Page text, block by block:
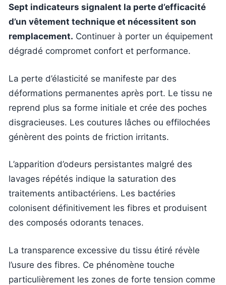
Sept indicateurs signalent la perte d’efficacité
d’un vêtement technique et nécessitent son
remplacement. Continuer à porter un équipement
dégradé compromet confort et performance.
La perte d’élasticité se manifeste par des
déformations permanentes après port. Le tissu ne
reprend plus sa forme initiale et crée des poches
disgracieuses. Les coutures lâches ou effilochées
génèrent des points de friction irritants.
L’apparition d’odeurs persistantes malgré des
lavages répétés indique la saturation des
traitements antibactériens. Les bactéries
colonisent définitivement les fibres et produisent
des composés odorants tenaces.
La transparence excessive du tissu étiré révèle
l’usure des fibres. Ce phénomène touche
particulièrement les zones de forte tension comme